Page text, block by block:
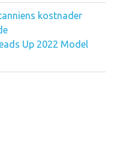
kostnader
Up 2022 Model